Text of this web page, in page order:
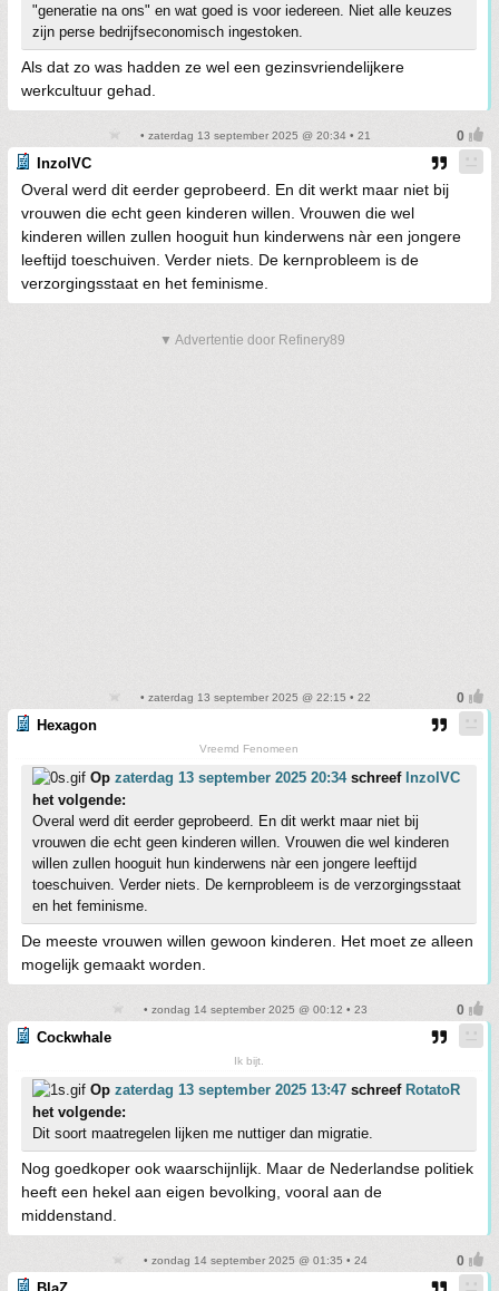
"generatie na ons" en wat goed is voor iedereen. Niet alle keuzes
zijn perse bedrijfseconomisch ingestoken.
Als dat zo was hadden ze wel een gezinsvriendelijkere
werkcultuur gehad.
• zaterdag 13 september 2025 @ 20:34 • 21
InzolVC
Overal werd dit eerder geprobeerd. En dit werkt maar niet bij
vrouwen die echt geen kinderen willen. Vrouwen die wel
kinderen willen zullen hooguit hun kinderwens nàr een jongere
leeftijd toeschuiven. Verder niets. De kernprobleem is de
verzorgingsstaat en het feminisme.
▼ Advertentie door Refinery89
• zaterdag 13 september 2025 @ 22:15 • 22
Hexagon
Vreemd Fenomeen
Op zaterdag 13 september 2025 20:34schreef InzolVC
het volgende:
Overal werd dit eerder geprobeerd. En dit werkt maar niet bij
vrouwen die echt geen kinderen willen. Vrouwen die wel kinderen
willen zullen hooguit hun kinderwens nàr een jongere leeftijd
toeschuiven. Verder niets. De kernprobleem is de verzorgingsstaat
en het feminisme.
De meeste vrouwen willen gewoon kinderen. Het moet ze alleen
mogelijk gemaakt worden.
• zondag 14 september 2025 @ 00:12 • 23
Cockwhale
Ik bijt.
Op zaterdag 13 september 2025 13:47 schreef RotatoR
het volgende:
Dit soort maatregelen lijken me nuttiger dan migratie.
Nog goedkoper ook waarschijnlijk. Maar de Nederlandse politiek
heeft een hekel aan eigen bevolking, vooral aan de
middenstand.
• zondag 14 september 2025 @ 01:35 • 24